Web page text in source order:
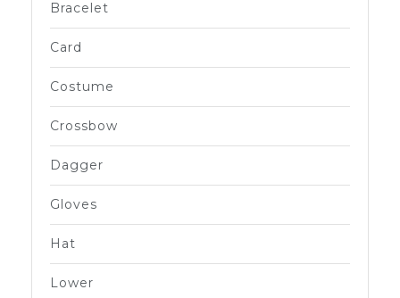
Bracelet
Card
Costume
Crossbow
Dagger
Gloves
Hat
Lower